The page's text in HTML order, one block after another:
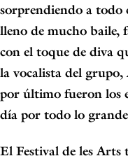
sorprendiendo a todo
lleno de mucho baile,
con el toque de diva
la vocalista del grupo,
por último fueron los
día por todo lo
El Festival de les Arts